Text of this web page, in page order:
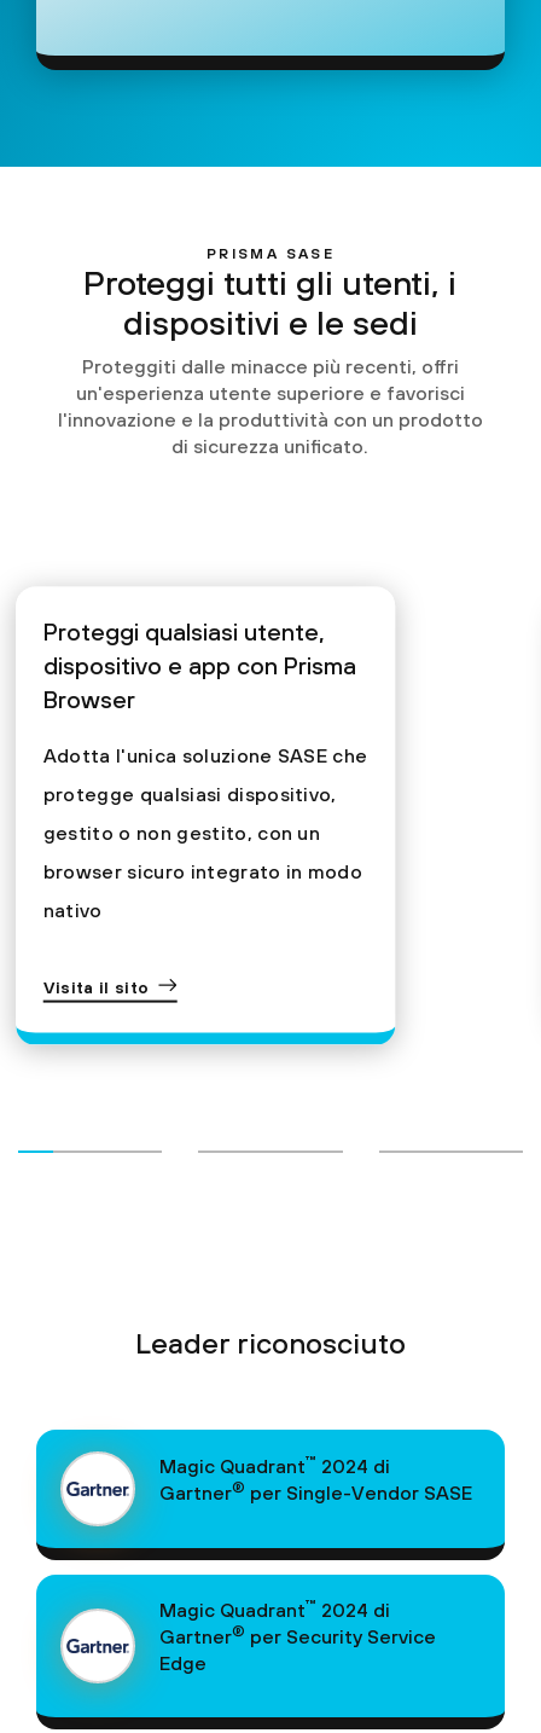
PRISMA SASE
Proteggi tutti gli utenti, i
dispositivi e le sedi
Proteggiti dalle minacce più recenti, offri
un'esperienza utente superiore e favorisci
l'innovazione e la produttività con un prodotto
di sicurezza unificato.
Proteggi qualsiasi utente,
dispositivo e app con Prisma
Browser
Adotta l'unica soluzione SASE che
protegge qualsiasi dispositivo,
gestito o non gestito, con un
browser sicuro integrato in modo
nativo
Visita il sito
Leader riconosciuto
Magic Quadrant™ 2024 di
Gartner® per Single-Vendor SASE
Magic Quadrant™ 2024 di
Gartner® per Security Service
Edge